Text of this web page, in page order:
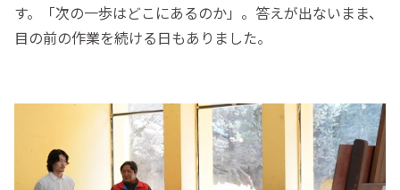
す。「次の一歩はどこにあるのか」。答えが出ないまま、
目の前の作業を続ける日もありました。